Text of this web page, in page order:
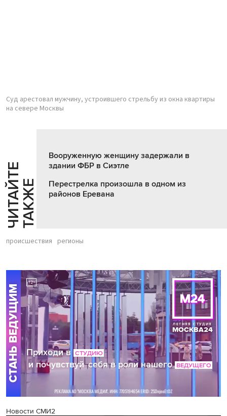
Суд арестовал мужчину, устроившего стрельбу из окна квартиры
на севере Москвы
Ч
И
Т
АЙ
Т
Е
Т
А
К
ЖЕ
Вооруженную женщину задержали в
здании ФБР в Сиэтле
Перестрелка произошла в одном из
районов Еревана
происшествия регионы
Новости СМИ2